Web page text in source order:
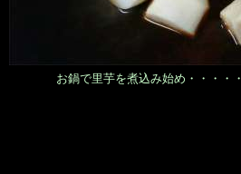
お鍋で里芋を煮込み始め・・・・・